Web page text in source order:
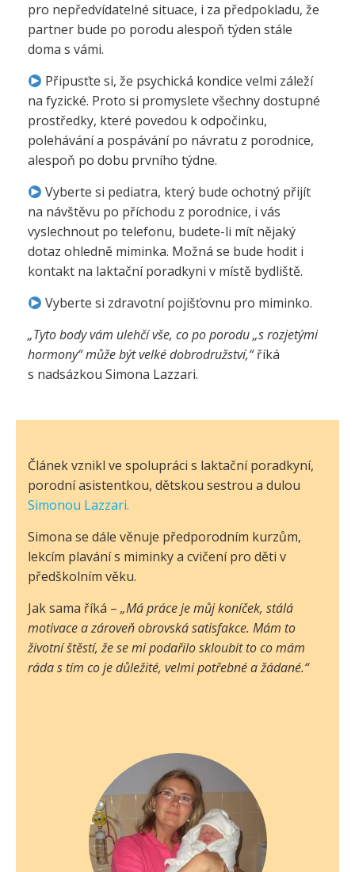
pro nepředvídatelné situace, i za předpokladu, že
partner bude po porodu alespoň týden stále
doma s vámi.
Připusťte si, že psychická kondice velmi záleží
na fyzické. Proto si promyslete všechny dostupné
prostředky, které povedou k odpočinku,
polehávání a pospávání po návratu z porodnice,
alespoň po dobu prvního týdne.
Vyberte si pediatra, který bude ochotný přijít
na návštěvu po příchodu z porodnice, i vás
vyslechnout po telefonu, budete-li mít nějaký
dotaz ohledně miminka. Možná se bude hodit i
kontakt na laktační poradkyni v místě bydliště.
Vyberte si zdravotní pojišťovnu pro miminko.
„Tyto body vám ulehčí vše, co po porodu „s rozjetými
hormony“ může být velké dobrodružství,“říká
s nadsázkou Simona Lazzari.
Článek vznikl ve spolupráci s laktační poradkyní,
porodní asistentkou, dětskou sestrou a dulou
Simonou Lazzari.
Simona se dále věnuje předporodním kurzům,
lekcím plavání s miminky a cvičení pro děti v
předškolním věku.
Jak sama říká – „Má práce je můj koníček, stálá
motivace a zároveň obrovská satisfakce. Mám to
životní štěstí, že se mi podařilo skloubit to co mám
ráda s tím co je důležité, velmi potřebné a žádané.“